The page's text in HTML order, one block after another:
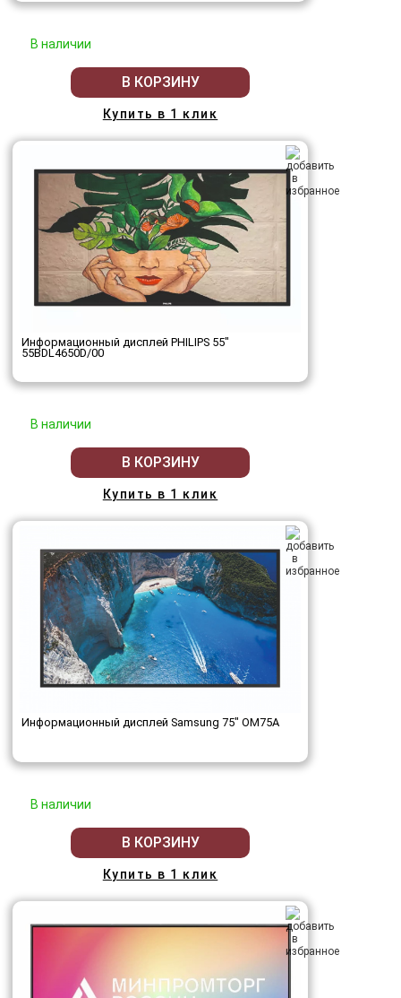
В наличии
В КОРЗИНУ
Купить в 1 клик
Информационный дисплей PHILIPS 55"
55BDL4650D/00
В наличии
В КОРЗИНУ
Купить в 1 клик
Информационный дисплей Samsung 75" OM75A
В наличии
В КОРЗИНУ
Купить в 1 клик